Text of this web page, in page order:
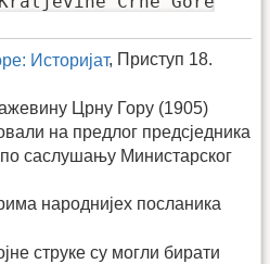
Историјат, Приступ 18.
Црну Гору (1905)
на предлог предсједника
по саслушању Министарског
народнијех посланика
струке су могли бирати